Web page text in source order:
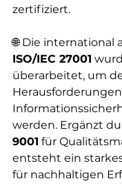
zertifiziert.
🌐 Die international
ISO/IEC 27001
überarbeitet, um
werden. Ergänzt
9001 für
entsteht ein
für nachhaltigen